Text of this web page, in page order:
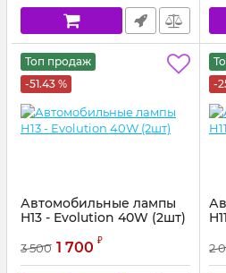
Топ продаж
-51.43 %
Автомобильные лампы
H13 - Evolution 40W (2шт)
3 500 1 700 ₽
-
2